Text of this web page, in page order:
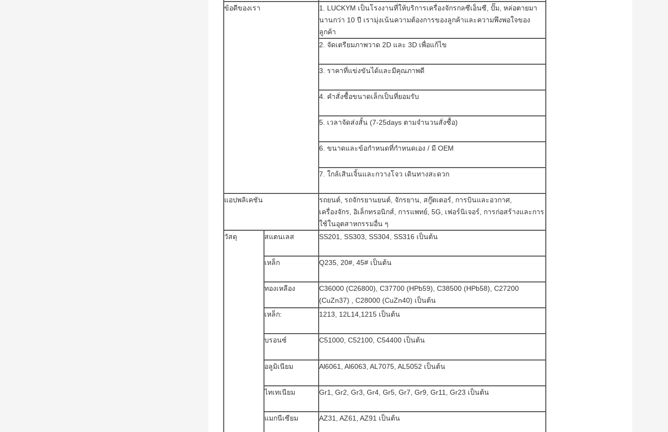
ข้อดีของเรา
1. LUCKYM เป็นโรงงานที่ให้บริการเครื่องจักรกลซีเอ็นซี, ปั๊ม, หล่อตายมา
นานกว่า 10 ปี เรามุ่งเน้นความต้องการของลูกค้าและความพึงพอใจของ
ลูกค้า
2. จัดเตรียมภาพวาด 2D และ 3D เพื่อแก้ไข
3. ราคาที่แข่งขันได้และมีคุณภาพดี
4. คำสั่งซื้อขนาดเล็กเป็นที่ยอมรับ
5. เวลาจัดส่งสั้น (7-25days ตามจำนวนสั่งซื้อ)
6. ขนาดและข้อกำหนดที่กำหนดเอง / มี OEM
7. ใกล้เสินเจิ้นและกวางโจว เดินทางสะดวก
แอปพลิเคชัน
รถยนต์, รถจักรยานยนต์, จักรยาน, สกู๊ตเตอร์, การบินและอวกาศ,
เครื่องจักร, อิเล็กทรอนิกส์, การแพทย์, 5G, เฟอร์นิเจอร์, การก่อสร้างและการ
ใช้ในอุตสาหกรรมอื่น ๆ
วัสดุ
สแตนเลส SS201, SS303, SS304, SS316 เป็นต้น
เหล็ก Q235, 20#, 45# เป็นต้น
ทองเหลือง
C36000 (C26800), C37700 (HPb59), C38500 (HPb58), C27200
(CuZn37) , C28000 (CuZn40) เป็นต้น
เหล็ก:
1213, 12L14,1215 เป็นต้น
บรอนซ์ C51000, C52100, C54400 เป็นต้น
อลูมิเนียม Al6061, Al6063, AL7075, AL5052 เป็นต้น
ไทเทเนียม Gr1, Gr2, Gr3, Gr4, Gr5, Gr7, Gr9, Gr11, Gr23 เป็นต้น
แมกนีเซียม AZ31, AZ61, AZ91 เป็นต้น